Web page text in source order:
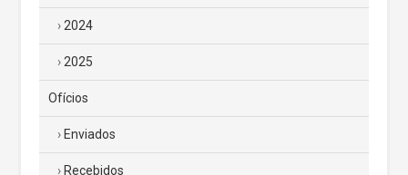
2024
2025
Ofícios
Enviados
Recebidos